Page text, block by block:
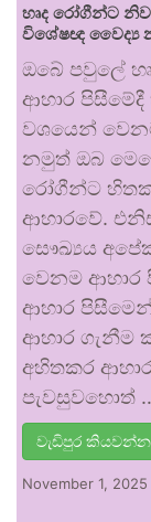
හෘද රෝගීන්ට
විශේෂඥ වෛද්‍ය
ඔබේ පවුලේ
ආහාර
වශයෙන්
නමුත් ඔබ
රෝගීන්ට
ආහාරවේ.
සෞඛ්‍යය
වෙනම ආහාර
ආහාර
ආහාර ගැනීම
අහිතකර
පැවසුවහොත්
වැඩිපුර කියවන්න
November 1, 2025